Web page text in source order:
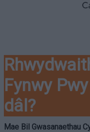
Fynwy
dâl?
Mae Bil Gwasanaethau